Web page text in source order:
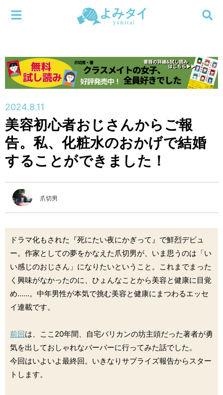
新着
新刊
特集
編集部
検索する
メニューを閉じる
2024.8.11
美容初心者おじさんからご報
告。私、化粧水のおかげで結婚
することができました！
爪切男
ドラマ化もされた『死にたい夜にかぎって』で鮮烈デビュ
ー。作家としての夢をかなえた爪切男が、いま思うのは「い
い感じのおじさん」になりたいということ。これまでまった
く興味がなかったのに、ひょんなことから美容と健康に目覚
め……。中年男性が本気で挑む美容と健康にまつわるエッセ
イ連載です。
前回は、ここ20年間、自宅バリカンの坊主頭だった著者が勇
気を出しておしゃれなバーバーに行ってみた話でした。
今回はいよいよ最終回。いきなりサプライズ報告からスター
トします。